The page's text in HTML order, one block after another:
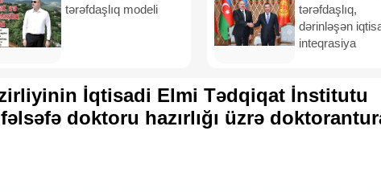
tərəfdaşlıq modeli
tərəfdaşlıq,
dərinləşən
inteqrasiya
İqtisadi Elmi Tədqiqat İnstitutu
doktoru hazırlığı üzrə